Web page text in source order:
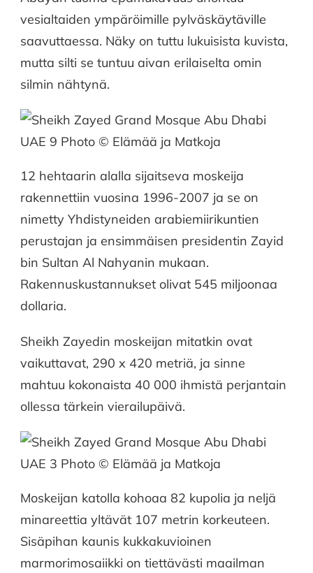
vesialtaiden ympäröimille pylväskäytäville
saavuttaessa. Näky on tuttu lukuisista kuvista,
mutta silti se tuntuu aivan erilaiselta omin
silmin nähtynä.
12 hehtaarin alalla sijaitseva moskeija
rakennettiin vuosina 1996-2007 ja se on
nimetty Yhdistyneiden arabiemiirikuntien
perustajan ja ensimmäisen presidentin Zayid
bin Sultan Al Nahyanin mukaan.
Rakennuskustannukset olivat 545 miljoonaa
dollaria.
Sheikh Zayedin moskeijan mitatkin ovat
vaikuttavat, 290 x 420 metriä, ja sinne
mahtuu kokonaista 40 000 ihmistä perjantain
ollessa tärkein vierailupäivä.
Moskeijan katolla kohoaa 82 kupolia ja neljä
minareettia yltävät 107 metrin korkeuteen.
Sisäpihan kaunis kukkakuvioinen
marmorimosaiikki on tiettävästi maailman